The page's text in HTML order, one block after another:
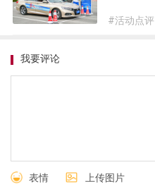
#活动点评
我要评论
表情 上传图片